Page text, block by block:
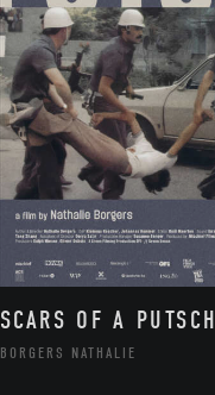
SCARS OF A PUTSCH
BORGERS NATHALIE